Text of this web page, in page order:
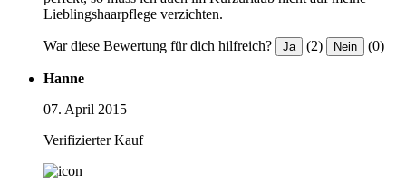
Lieblingshaarpflege verzichten.
War diese Bewertung für dich hilfreich? Ja (2) Nein (0)
Hanne
07. April 2015
Verifizierter Kauf